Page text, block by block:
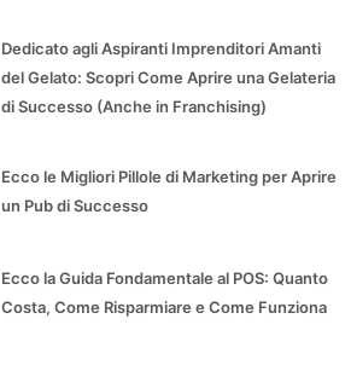
Dedicato agli Aspiranti Imprenditori Amanti
del Gelato: Scopri Come Aprire una Gelateria
di Successo (Anche in Franchising)
Ecco le Migliori Pillole di Marketing per Aprire
un Pub di Successo
Ecco la Guida Fondamentale al POS: Quanto
Costa, Come Risparmiare e Come Funziona